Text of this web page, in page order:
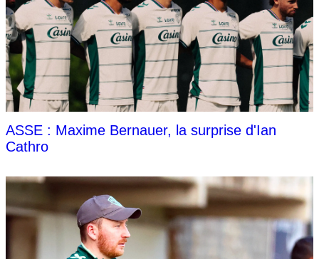
ASSE : Maxime Bernauer, la surprise d'Ian
Cathro